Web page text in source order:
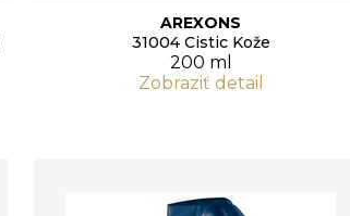
AREXONS
31004 Cistic Kože
200 ml
Zobraziť detail